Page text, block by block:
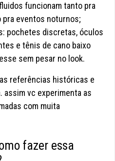
funcionam tanto pra
pra eventos noturnos;
pochetes discretas, óculos
e tênis de cano baixo
sem pesar no look.
referências históricas e
assim vc experimenta as
com muita
fazer essa